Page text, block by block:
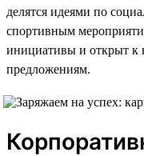
делятся идеями по
спортивным
инициативы и открыт к
предложениям.